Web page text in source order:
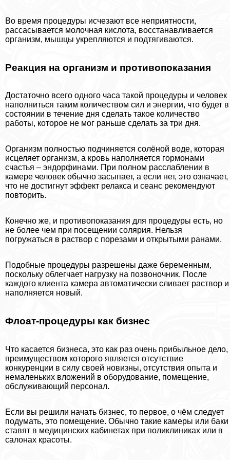
Во время процедуры исчезают все неприятности,
рассасывается молочная кислота, восстанавливается
организм, мышцы укрепляются и подтягиваются.
Реакция на организм и противопоказания
Достаточно всего одного часа такой процедуры и человек
наполниться таким количеством сил и энергии, что будет в
состоянии в течение дня сделать такое количество
работы, которое не мог раньше сделать за три дня.
Организм полностью подчиняется солёной воде, которая
исцеляет организм, а кровь наполняется гормонами
счастья – эндорфинами. При полном расслаблении в
камере человек обычно засыпает, а если нет, это означает,
что не достигнут эффект релакса и сеанс рекомендуют
повторить.
Конечно же, и противопоказания для процедуры есть, но
не более чем при посещении солярия. Нельзя
погружаться в раствор с порезами и открытыми ранами.
Подобные процедуры разрешены даже беременным,
поскольку облегчает нагрузку на позвоночник. После
каждого клиента камера автоматически сливает раствор и
наполняется новый.
Флоат-процедуры как бизнес
Что касается бизнеса, это как раз очень прибыльное дело,
преимуществом которого является отсутствие
конкуренции в силу своей новизны, отсутствия опыта и
немаленьких вложений в оборудование, помещение,
обслуживающий персонал.
Если вы решили начать бизнес, то первое, о чём следует
подумать, это помещение. Обычно такие камеры или баки
ставят в медицинских кабинетах при поликлиниках или в
салонах красоты.